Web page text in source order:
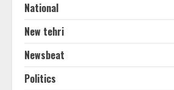
National
New tehri
Newsbeat
Politics